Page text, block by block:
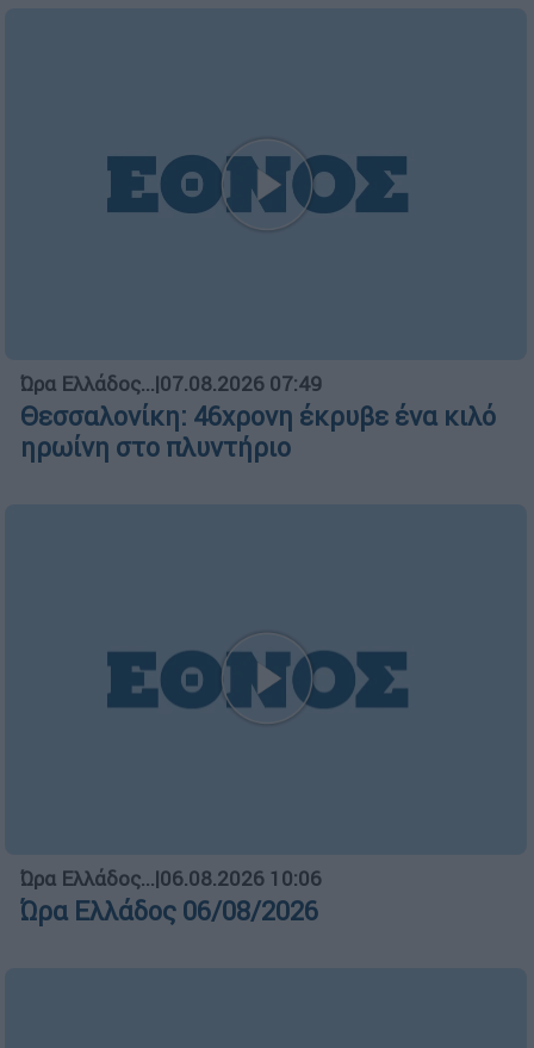
Ώρα Ελλάδος...|07.08.2026 07:49
Θεσσαλονίκη: 46χρονη έκρυβε ένα κιλό
ηρωίνη στο πλυντήριο
Ώρα Ελλάδος...|06.08.2026 10:06
Ώρα Ελλάδος 06/08/2026